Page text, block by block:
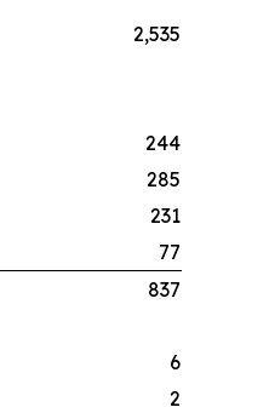
2,535
244
285
231
77
837
6
2